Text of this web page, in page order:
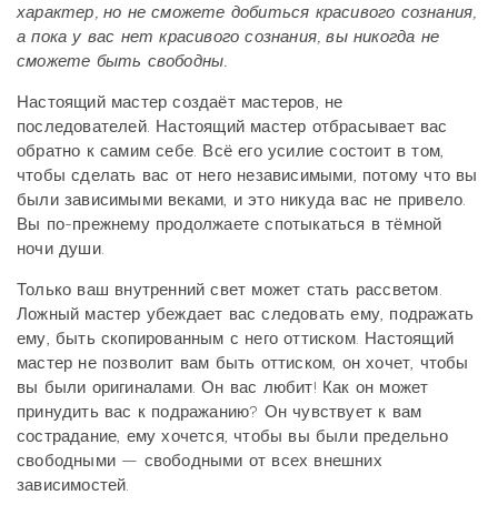
характер, но не сможете добиться красивого сознания,
а пока у вас нет красивого сознания, вы никогда не
сможете быть свободны.
Настоящий мастер создаёт мастеров, не
последователей. Настоящий мастер отбрасывает вас
обратно к самим себе. Всё его усилие состоит в том,
чтобы сделать вас от него независимыми, потому что вы
были зависимыми веками, и это никуда вас не привело.
Вы по-прежнему продолжаете спотыкаться в тёмной
ночи души.
Только ваш внутренний свет может стать рассветом.
Ложный мастер убеждает вас следовать ему, подражать
ему, быть скопированным с него оттиском. Настоящий
мастер не позволит вам быть оттиском, он хочет, чтобы
вы были оригиналами. Он вас любит! Как он может
принудить вас к подражанию? Он чувствует к вам
сострадание, ему хочется, чтобы вы были предельно
свободными — свободными от всех внешних
зависимостей.